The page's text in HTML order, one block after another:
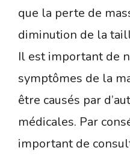
que la perte de
diminution de la
Il est important de
symptômes de la
être causés par
médicales. Par
important de